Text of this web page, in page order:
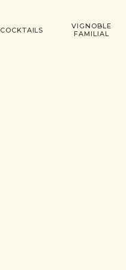
COCKTAILS
VIGNOBLE
FAMILIAL